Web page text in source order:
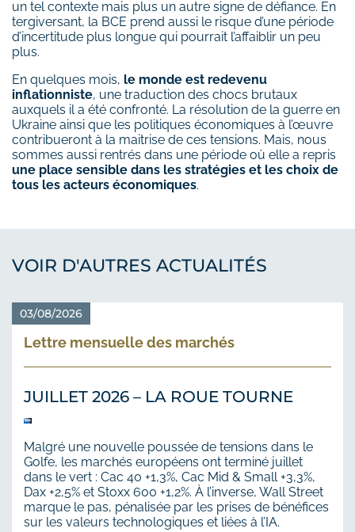
un tel contexte mais plus un autre signe de défiance. En
tergiversant, la BCE prend aussi le risque d’une période
d’incertitude plus longue qui pourrait l’affaiblir un peu
plus.
En quelques mois, le monde est redevenu
inflationniste, une traduction des chocs brutaux
auxquels il a été confronté. La résolution de la guerre en
Ukraine ainsi que les politiques économiques à l’œuvre
contribueront à la maitrise de ces tensions. Mais, nous
sommes aussi rentrés dans une période où elle a repris
une place sensible dans les stratégies et les choix de
tous les acteurs économiques.
VOIR D'AUTRES ACTUALITÉS
03/08/2026
Lettre mensuelle des marchés
JUILLET 2026 – LA ROUE TOURNE
Malgré une nouvelle poussée de tensions dans le
Golfe, les marchés européens ont terminé juillet
dans le vert : Cac 40 +1,3%, Cac Mid & Small +3,3%,
Dax +2,5% et Stoxx 600 +1,2%. À l’inverse, Wall Street
marque le pas, pénalisée par les prises de bénéfices
sur les valeurs technologiques et liées à l’IA.